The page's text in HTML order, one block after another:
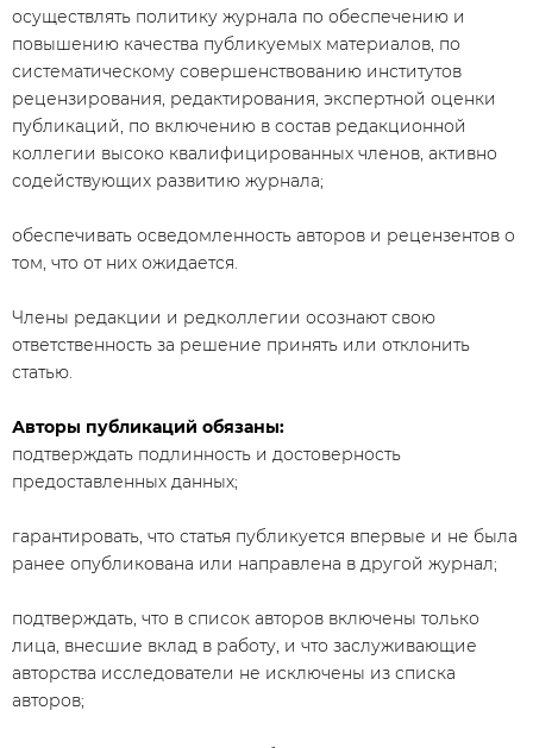
осуществлять политику журнала по обеспечению и
повышению качества публикуемых материалов, по
систематическому совершенствованию институтов
рецензирования, редактирования, экспертной оценки
публикаций, по включению в состав редакционной
коллегии высоко квалифицированных членов, активно
содействующих развитию журнала;
обеспечивать осведомленность авторов и рецензентов о
том, что от них ожидается.
Члены редакции и редколлегии осознают свою
ответственность за решение принять или отклонить
статью.
Авторы публикаций обязаны:
подтверждать подлинность и достоверность
предоставленных данных;
гарантировать, что статья публикуется впервые и не была
ранее опубликована или направлена в другой журнал;
подтверждать, что в список авторов включены только
лица, внесшие вклад в работу, и что заслуживающие
авторства исследователи не исключены из списка
авторов;